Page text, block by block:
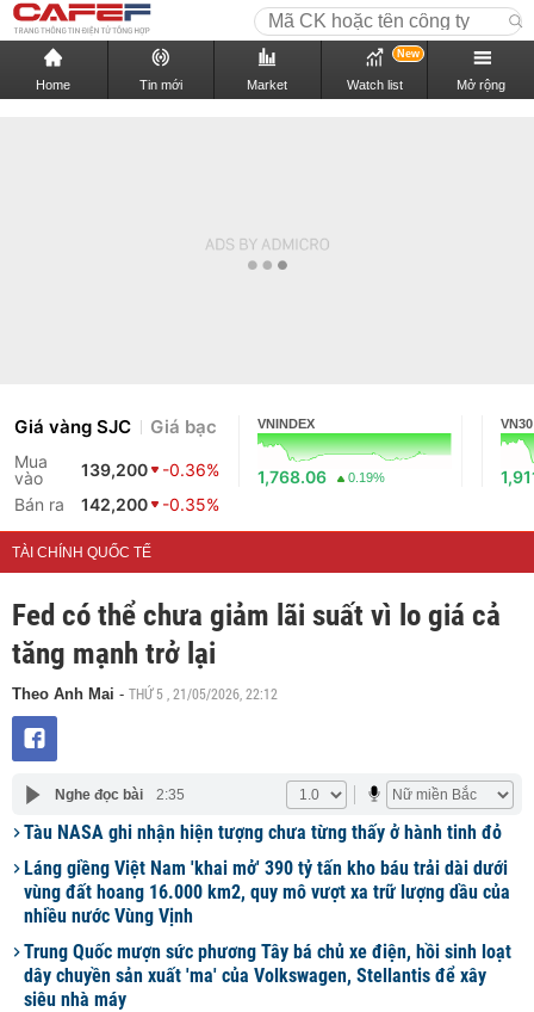
Home Tin mới Market Watch list
New
Mở rộng
Giá vàng SJC Giá bạc
Mua
vào
139,200
-0.36%
Bán ra
142,200 -0.35%
VNINDEX
1,768.06 0.19%
VN30
TÀI CHÍNH QUỐC TẾ
Fed có thể chưa giảm lãi suất vì lo giá cả
tăng mạnh trở lại
Theo Anh Mai - THỨ 5 , 21/05/2026, 22:12
Nghe đọc bài 2:35
Tàu NASA ghi nhận hiện tượng chưa từng thấy ở hành tinh đỏ
Láng giềng Việt Nam 'khai mở' 390 tỷ tấn kho báu trải dài dưới
vùng đất hoang 16.000 km2, quy mô vượt xa trữ lượng dầu của
nhiều nước Vùng Vịnh
Trung Quốc mượn sức phương Tây bá chủ xe điện, hồi sinh loạt
dây chuyền sản xuất 'ma' của Volkswagen, Stellantis để xây
siêu nhà máy